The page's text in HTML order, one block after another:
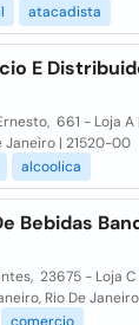
atacadista
E
661 - Loja A
Janeiro | 21520-00
alcoolica
Bebidas
23675 - Loja
Rio De